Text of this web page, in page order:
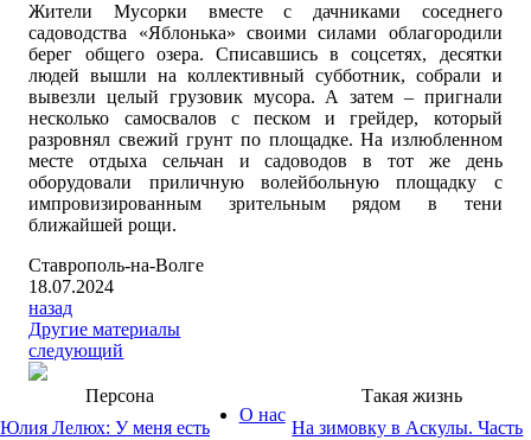
Жители Мусорки вместе с дачниками соседнего
садоводства «Яблонька» своими силами облагородили
берег общего озера. Списавшись в соцсетях, десятки
людей вышли на коллективный субботник, собрали и
вывезли целый грузовик мусора. А затем – пригнали
несколько самосвалов с песком и грейдер, который
разровнял свежий грунт по площадке. На излюбленном
месте отдыха сельчан и садоводов в тот же день
оборудовали приличную волейбольную площадку с
импровизированным зрительным рядом в тени
ближайшей рощи.
Ставрополь-на-Волге
18.07.2024
назад
Другие материалы
следующий
Персона
Юлия Лелюх: У меня есть
Такая жизнь
На зимовку в Аскулы. Часть
О нас